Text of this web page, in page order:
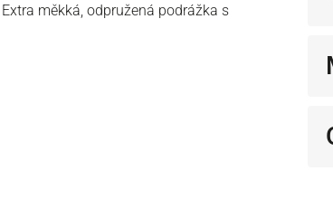
měkká, odpružená podrážka s